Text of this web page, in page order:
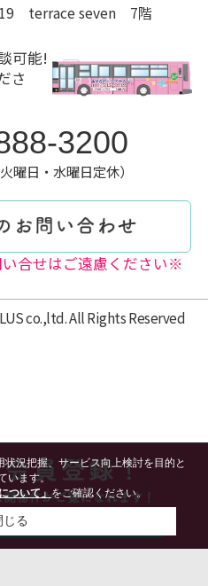
19 terrace seven 7階
可能!
さ
3200
曜日・水曜日定休）
合せはご遠慮ください※
co.,ltd. All Rights Reserved
況把握、サービス向上検討を目的と
います。
ついて」をご確認ください。
じる